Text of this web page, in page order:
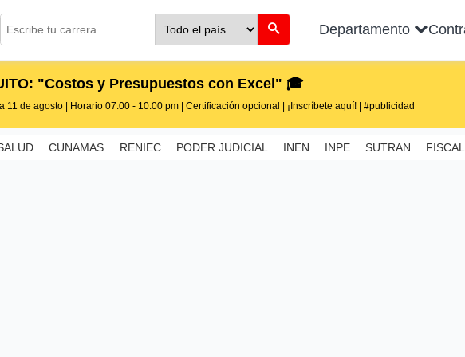
Departamento
"Costos y Presupuestos con Excel" 🎓
11 de agosto | Horario 07:00 - 10:00 pm | Certificación opcional | ¡Inscríbete aquí! | #publicidad
CUNAMAS RENIEC PODER JUDICIAL INEN INPE SUTRAN